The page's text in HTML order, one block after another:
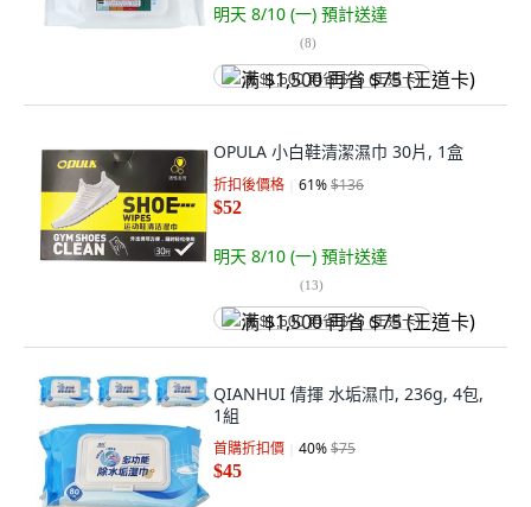
明天 8/10 (一) 預計送達
(8)
满 $1,500 再省 $75 (王道卡)
OPULA 小白鞋清潔濕巾 30片, 1盒
折扣後價格 61%$136
$52
明天 8/10 (一) 預計送達
(13)
满 $1,500 再省 $75 (王道卡)
QIANHUI 倩揮 水垢濕巾, 236g, 4包,
1組
首購折扣價 40%$75
$45